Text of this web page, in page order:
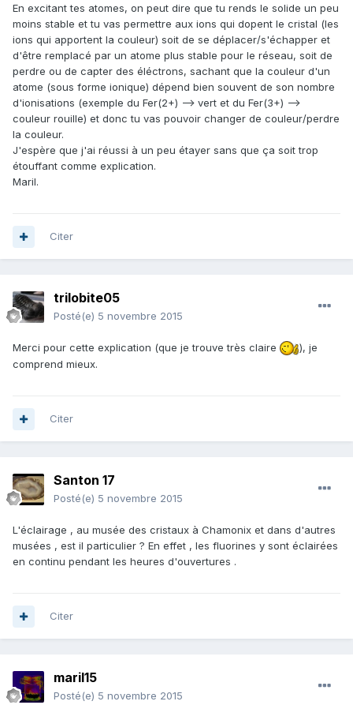
En excitant tes atomes, on peut dire que tu rends le solide un peu
moins stable et tu vas permettre aux ions qui dopent le cristal (les
ions qui apportent la couleur) soit de se déplacer/s'échapper et
d'être remplacé par un atome plus stable pour le réseau, soit de
perdre ou de capter des éléctrons, sachant que la couleur d'un
atome (sous forme ionique) dépend bien souvent de son nombre
d'ionisations (exemple du Fer(2+) --> vert et du Fer(3+) -->
couleur rouille) et donc tu vas pouvoir changer de couleur/perdre
la couleur.
J'espère que j'ai réussi à un peu étayer sans que ça soit trop
étouffant comme explication.
Maril.
Citer
trilobite05
Posté(e) 5 novembre 2015
Merci pour cette explication (que je trouve très claire
), je
comprend mieux.
Citer
Santon 17
Posté(e) 5 novembre 2015
L'éclairage , au musée des cristaux à Chamonix et dans d'autres
musées , est il particulier ? En effet , les fluorines y sont éclairées
en continu pendant les heures d'ouvertures .
Citer
maril15
Posté(e) 5 novembre 2015